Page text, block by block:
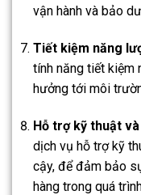
vận hành và bảo
Tiết kiệm năng
tính năng tiết kiệm
hưởng tới môi
Hỗ trợ kỹ thuật
dịch vụ hỗ trợ kỹ
cậy, để đảm bảo
hàng trong quá